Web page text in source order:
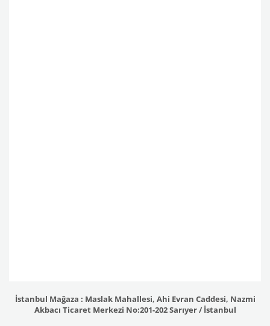
İstanbul Mağaza : Maslak Mahallesi, Ahi Evran Caddesi, Nazmi
Akbacı Ticaret Merkezi No:201-202 Sarıyer / İstanbul